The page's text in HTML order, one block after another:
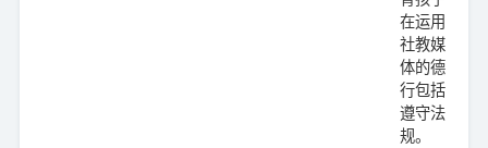
在运用
社教媒
体的德
行包括
遵守法
规。